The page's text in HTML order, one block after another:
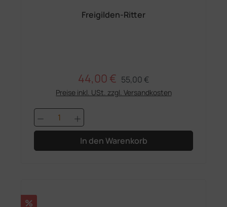
Freigilden-Ritter
Verkaufspreis:
44,00 € Regulärer Preis:
55,00 €
Preise inkl. USt. zzgl. Versandkosten
Produkt Anzahl: Gib den
In den Warenkorb
Rabatt
%